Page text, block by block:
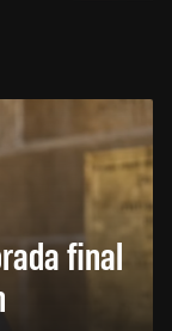
final